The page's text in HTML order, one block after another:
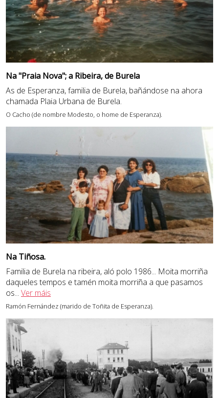
Na "Praia Nova"; a Ribeira, de Burela
As de Esperanza, familia de Burela, bañándose na ahora
chamada Plaia Urbana de Burela.
O Cacho (de nombre Modesto, o home de Esperanza).
Na Tiñosa.
Familia de Burela na ribeira, aló polo 1986... Moita morriña
daqueles tempos e tamén moita morriña a que pasamos
os... Ver máis
Ramón Fernández (marido de Toñita de Esperanza).